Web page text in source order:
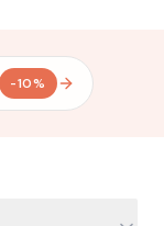
-10%